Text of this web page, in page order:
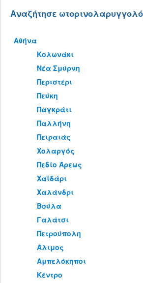
Αναζήτησε
Αθήνα
Κολωνάκι
Νέα Σμύρνη
Περιστέρι
Πεύκη
Παγκράτι
Παλλήνη
Πειραιάς
Χολαργός
Πεδίο Άρεως
Χαϊδάρι
Χαλάνδρι
Βούλα
Γαλάτσι
Πετρούπολη
Άλιμος
Αμπελόκηποι
Κέντρο